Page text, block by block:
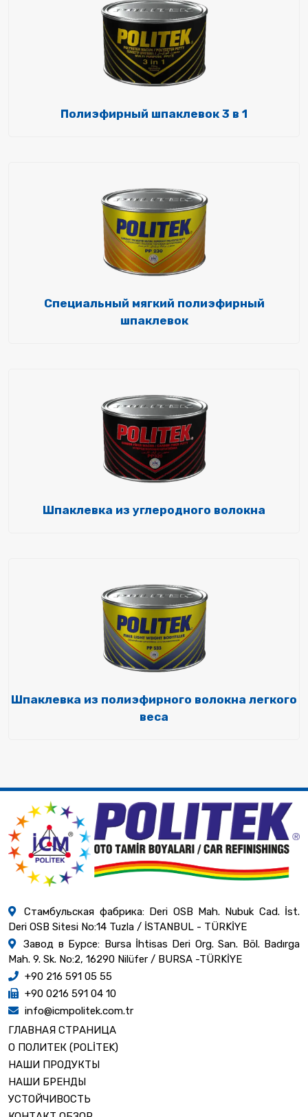
Полиэфирный шпаклевок 3 в 1
Специальный мягкий полиэфирный
шпаклевок
Шпаклевка из углеродного волокна
Шпаклевка из полиэфирного волокна легкого
веса
Стамбульская фабрика: Deri OSB Mah. Nubuk Cad. İst.
Deri OSB Sitesi No:14 Tuzla / İSTANBUL - TÜRKİYE
Завод в Бурсе: Bursa İhtisas Deri Org. San. Böl. Badırga
Mah. 9. Sk. No:2, 16290 Nilüfer / BURSA -TÜRKİYE
+90 216 591 05 55
+90 0216 591 04 10
info@icmpolitek.com.tr
ГЛАВНАЯ СТРАНИЦА
О ПОЛИТЕК (POLİTEK)
НАШИ ПРОДУКТЫ
НАШИ БРЕНДЫ
УСТОЙЧИВОСТЬ